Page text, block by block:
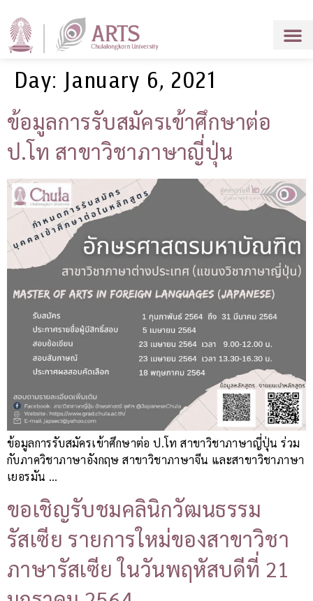
Day: January 6, 2021
ข้อมูลการรับสมัครเข้าศึกษาต่อ
ป.โท สาขาวิชาภาษาญี่ปุ่น
ข้อมูลการรับสมัครเข้าศึกษาต่อ ป.โท สาขาวิชาภาษาญี่ปุ่น ร่วม
กับภาควิชาภาษาอังกฤษ สาขาวิชาภาษาจีน และสาขาวิชาภาษา
เยอรมัน …
ขอเชิญรับชมคลินิกวัฒนธรรม
รัสเซีย รายการใหม่ของสาขาวิชา
ภาษารัสเซีย ในวันพฤหัสบดีที่ 21